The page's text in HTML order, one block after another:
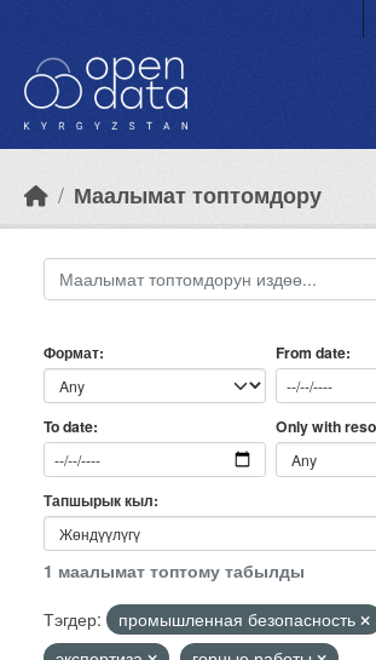
Маалымат топтомдору
Формат From date
To date Only with
Тапшырык кыл
1 маалымат топтому табылды
Тэгдер:
промышленная безопасность